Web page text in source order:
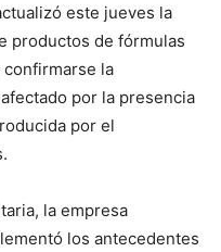
este jueves la
productos de fórmulas
confirmarse la
por la presencia
por el
la empresa
los antecedentes